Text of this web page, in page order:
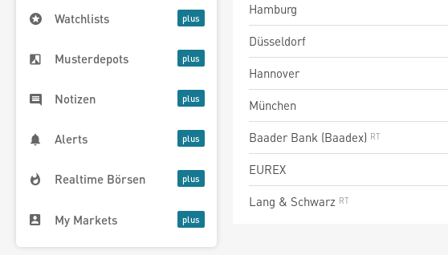
Watchlists
Musterdepots
Notizen
Alerts
Realtime Börsen
My Markets
Hamburg
Düsseldorf
Hannover
München
Baader Bank (Baadex)
EUREX
Lang & Schwarz